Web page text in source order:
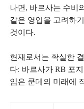
나면, 바르사는 수비
같은 영입을 고려하
것이다.
현재로서는 확실한
다: 바르사가 RB 포
임은 쿤데의 미래에